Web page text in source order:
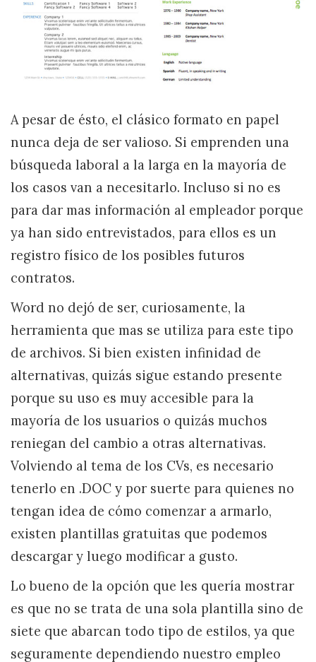
A pesar de ésto, el clásico formato en papel
nunca deja de ser valioso. Si emprenden una
búsqueda laboral a la larga en la mayoría de
los casos van a necesitarlo. Incluso si no es
para dar mas información al empleador porque
ya han sido entrevistados, para ellos es un
registro físico de los posibles futuros
contratos.
Word no dejó de ser, curiosamente, la
herramienta que mas se utiliza para este tipo
de archivos. Si bien existen infinidad de
alternativas, quizás sigue estando presente
porque su uso es muy accesible para la
mayoría de los usuarios o quizás muchos
reniegan del cambio a otras alternativas.
Volviendo al tema de los CVs, es necesario
tenerlo en .DOC y por suerte para quienes no
tengan idea de cómo comenzar a armarlo,
existen plantillas gratuitas que podemos
descargar y luego modificar a gusto.
Lo bueno de la opción que les quería mostrar
es que no se trata de una sola plantilla sino de
siete que abarcan todo tipo de estilos, ya que
seguramente dependiendo nuestro empleo